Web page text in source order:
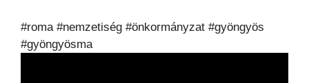
#roma #nemzetiség #önkormányzat #gyöngyös
#gyöngyösma